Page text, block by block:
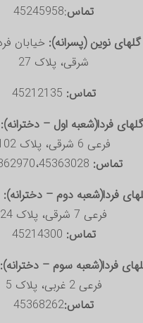
تماس:45245958
گلهای نوین (پسرانه):
شرقی، پلاک 27
تماس:
فردا(شعبه اول – دخترانه):
فرعی 6 شرقی، پلاک 102
تماس:
فردا(شعبه دوم – دخترانه):
فرعی 7 شرقی، پلاک 24
تماس: 45214300
فردا(شعبه سوم – دخترانه):
فرعی 2 غربی، پلاک 5
تماس:45368262